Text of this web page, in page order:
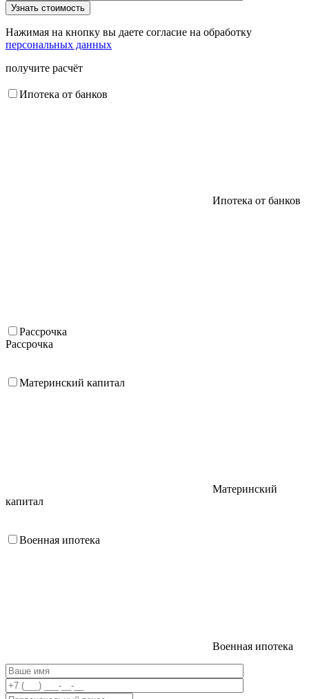
Нажимая на кнопку вы даете согласие на обработку
персональных данных
получите расчёт
Ипотека от банков
Ипотека от банков
Рассрочка
Рассрочка
Материнский капитал
Материнский
капитал
Военная ипотека
Военная ипотека